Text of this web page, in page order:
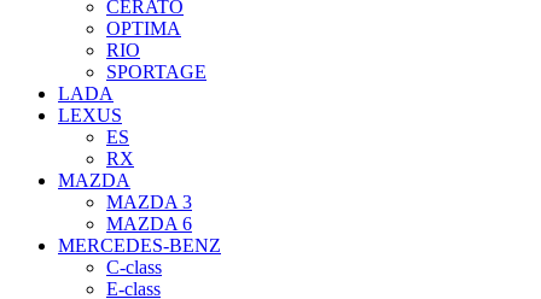
CERATO
OPTIMA
RIO
SPORTAGE
LADA
LEXUS
ES
RX
MAZDA
MAZDA 3
MAZDA 6
MERCEDES-BENZ
C-class
E-class